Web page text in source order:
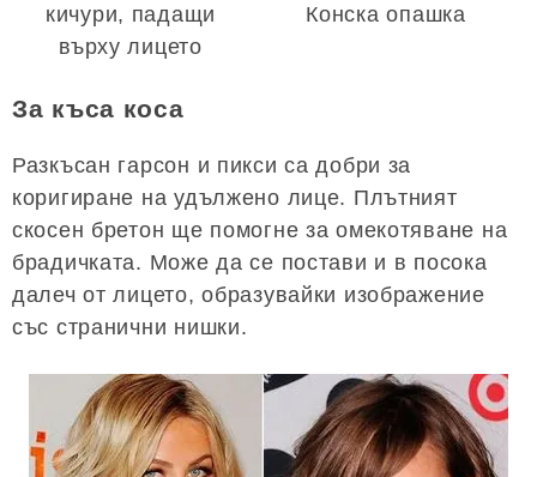
кичури, падащи
върху лицето
Конска опашка
За къса коса
Разкъсан гарсон и пикси са добри за
коригиране на удължено лице. Плътният
скосен бретон ще помогне за омекотяване на
брадичката. Може да се постави и в посока
далеч от лицето, образувайки изображение
със странични нишки.